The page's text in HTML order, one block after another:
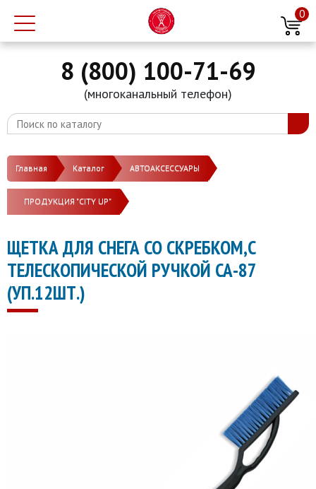
0
8 (800) 100-71-69
(многоканальный телефон)
Главная Каталог АВТОАКСЕССУАРЫ
ПРОДУКЦИЯ "CITY UP"
ЩЕТКА ДЛЯ СНЕГА СО СКРЕБКОМ,С
ТЕЛЕСКОПИЧЕСКОЙ РУЧКОЙ СА-87
(УП.12ШТ.)